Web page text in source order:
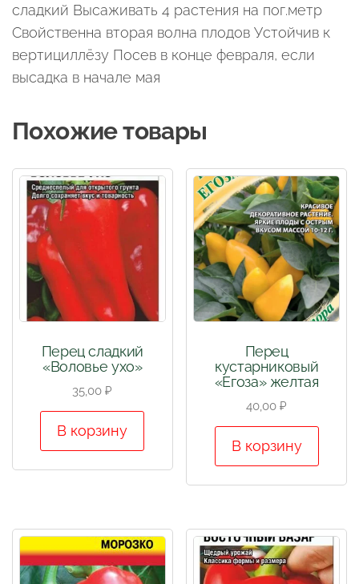
сладкий Высаживать 4 растения на пог.метр
Свойственна вторая волна плодов Устойчив к
вертициллёзу Посев в конце февраля, если
высадка в начале мая
Похожие товары
Перец сладкий
«Воловье ухо»
35,00₽
В корзину
Перец
кустарниковый
«Егоза» желтая
40,00₽
В корзину